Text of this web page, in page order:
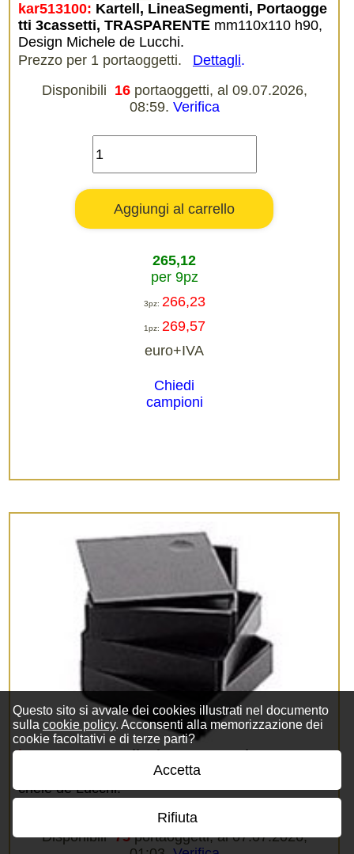
Questo sito si avvale dei cookies illustrati nel documento
sulla cookie policy. Acconsenti alla memorizzazione dei
cookie facoltativi e di terze parti?
Accetta
Rifiuta
kar513100: Kartell, LineaSegmenti, Portaogge
tti 3cassetti, TRASPARENTE mm110x110 h90,
Design Michele de Lucchi.
Prezzo per 1 portaoggetti.
Dettagli.
Disponibili 16 portaoggetti, al 09.07.2026,
08:59. Verifica
265,12
per 9pz
3pz: 266,23
1pz: 269,57
euro+IVA
Chiedi
campioni
kar513109: Kartell, LineaSegmenti, Portaogge
mm110x110 h90, Design Mi
chele de Lucchi.
Disponibili 75 portaoggetti, al 07.07.2026,